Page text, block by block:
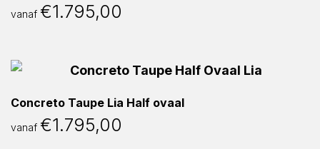
vanaf €1.795,00
Concreto Taupe Lia Half ovaal
vanaf €1.795,00